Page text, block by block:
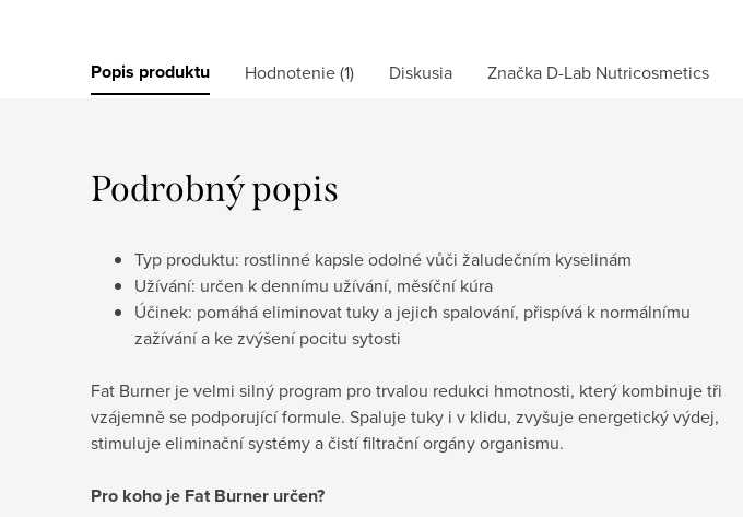
Popis produktu Hodnotenie (1) Diskusia Značka D-Lab Nutricosmetics
Podrobný popis
Typ produktu: rostlinné kapsle odolné vůči žaludečním kyselinám
Užívání: určen k dennímu užívání, měsíční kúra
Účinek: pomáhá eliminovat tuky a jejich spalování, přispívá k normálnímu
zažívání a ke zvýšení pocitu sytosti
Fat Burner je velmi silný program pro trvalou redukci hmotnosti, který kombinuje tři
vzájemně se podporující formule. Spaluje tuky i v klidu, zvyšuje energetický výdej,
stimuluje eliminační systémy a čistí filtrační orgány organismu.
Pro koho je Fat Burner určen?